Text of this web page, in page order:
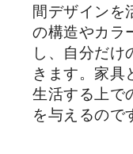
間デザインを
の構造やカラ
し、自分だけ
きます。家具
生活する上で
を与えるので